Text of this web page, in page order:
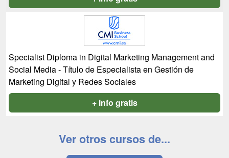
Specialist Diploma in Digital Marketing Management and
Social Media - Título de Especialista en Gestión de
Marketing Digital y Redes Sociales
+ info gratis
Ver otros cursos de...